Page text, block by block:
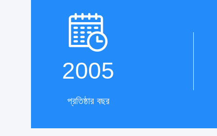
পেশাদার পরীক্ষাগার রয়েছে।
2005
প্রতিষ্ঠার বছর